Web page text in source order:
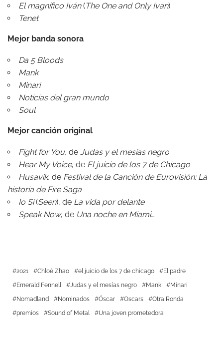
El magnífico Iván(The One and Only Ivan)
Tenet
Mejor banda sonora
Da 5 Bloods
Mank
Minari
Noticias del gran mundo
Soul
Mejor canción original
Fight for You, de Judas y el mesías negro
Hear My Voice, de El juicio de los 7 de Chicago
Husavik, de Festival de la Canción de Eurovisión: La
historia de Fire Saga
Io Sí(Seen), de La vida por delante
Speak Now, de Una noche en Miami…
2021 Chloé Zhao el juicio de los 7 de chicago
El padre
Emerald Fennell
Judas y el mesías negro Mank
Minari
Nomadland
Nominados Óscar Oscars
Otra Ronda
premios
Sound of Metal Una joven prometedora